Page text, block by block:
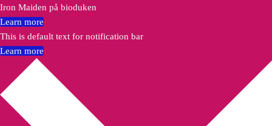
Iron Maiden på bioduken
Learn more
This is default text for notification bar
Learn more